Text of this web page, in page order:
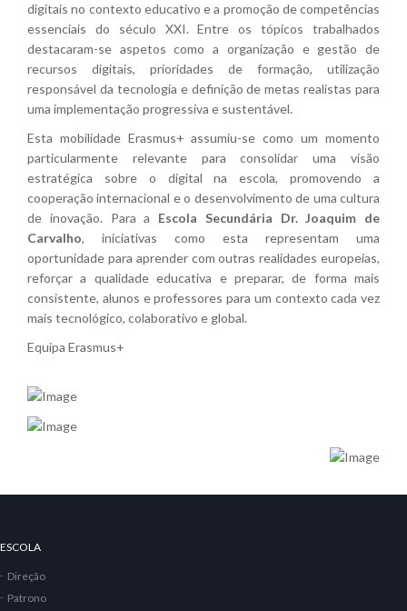
digitais no contexto educativo e a promoção de competências
essenciais do século XXI. Entre os tópicos trabalhados
destacaram-se aspetos como a organização e gestão de
recursos digitais, prioridades de formação, utilização
responsável da tecnologia e definição de metas realistas para
uma implementação progressiva e sustentável.
Esta mobilidade Erasmus+ assumiu-se como um momento
particularmente relevante para consolidar uma visão
estratégica sobre o digital na escola, promovendo a
cooperação internacional e o desenvolvimento de uma cultura
de inovação. Para a Escola Secundária Dr. Joaquim de
Carvalho, iniciativas como esta representam uma
oportunidade para aprender com outras realidades europeias,
reforçar a qualidade educativa e preparar, de forma mais
consistente, alunos e professores para um contexto cada vez
mais tecnológico, colaborativo e global.
Equipa Erasmus+
ESCOLA
Direção
Patrono